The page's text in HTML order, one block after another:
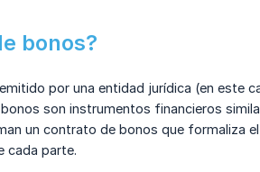
bonos?
por una entidad jurídica (en este
son instrumentos financieros
un contrato de bonos que formaliza
cada parte.